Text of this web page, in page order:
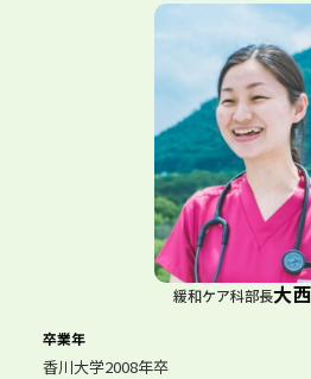
緩和ケア科部長大
卒業年
香川大学2008年卒